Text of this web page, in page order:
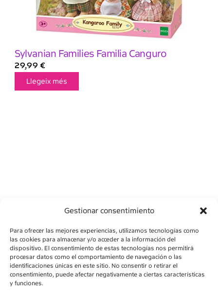
Gestionar consentimiento
Para ofrecer las mejores experiencias, utilizamos tecnologías como
las cookies para almacenar y/o acceder a la información del
dispositivo. El consentimiento de estas tecnologías nos permitirá
procesar datos como el comportamiento de navegación o las
identificaciones únicas en este sitio. No consentir o retirar el
consentimiento, puede afectar negativamente a ciertas características
y funciones.
Sylvanian Families Familia Canguro
29,99 €
Llegeix més